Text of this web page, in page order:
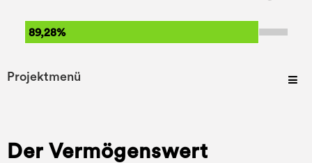
89,28%
Projektmenü
Der Vermögenswert